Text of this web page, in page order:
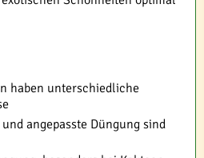
haben unterschiedliche
angepasste Düngung sind